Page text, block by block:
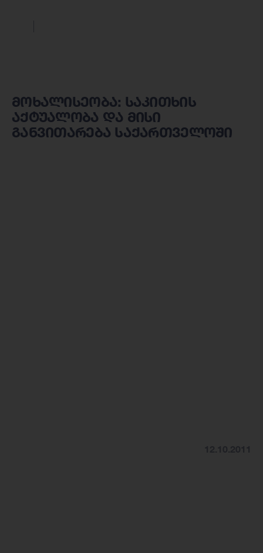
მოხალისეობა: საკითხის
აქტუალობა და მისი
განვითარება საქართველოში